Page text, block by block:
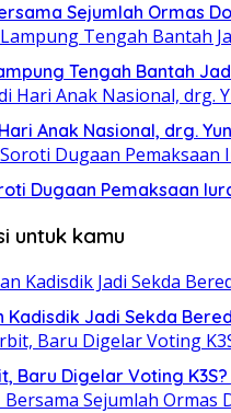
Sejumlah Ormas
Tengah Bantah
Anak Nasional, drg.
Dugaan Pemaksaan
untuk kamu
Kadisdik Jadi Sekda
Baru Digelar Voting